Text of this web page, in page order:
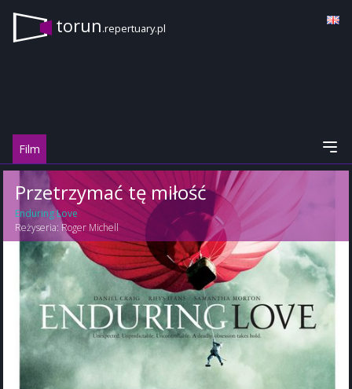
torun.repertuary.pl
Film
Przetrzymać tę miłość
Enduring Love
Reżyseria: Roger Michell